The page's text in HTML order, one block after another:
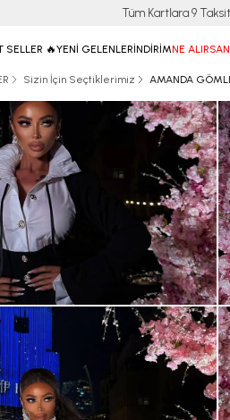
SELLER 🔥YENİ GELENLERİNDİRİMNE
Sizin İçin Seçtiklerimiz AMANDA